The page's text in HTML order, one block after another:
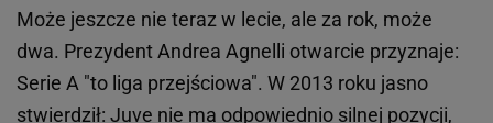
Może jeszcze nie teraz w lecie, ale za rok, może
dwa. Prezydent Andrea Agnelli otwarcie przyznaje:
Serie A "to liga przejściowa". W 2013 roku jasno
stwierdził: Juve nie ma odpowiednio silnej pozycji,